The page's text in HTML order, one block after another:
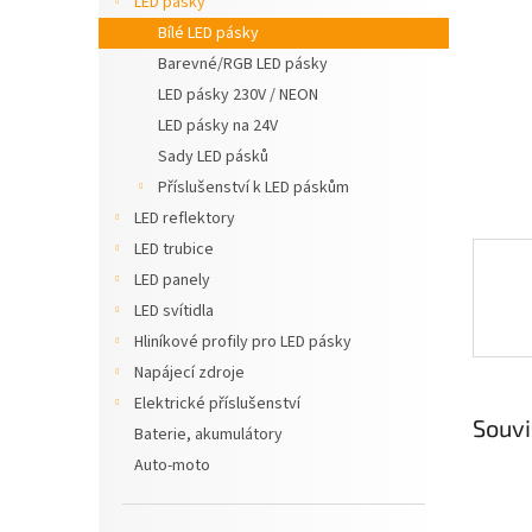
n
e
Bílé LED pásky
Barevné/RGB LED pásky
LED pásky 230V / NEON
LED pásky na 24V
Sady LED pásků
Příslušenství k LED páskům
LED reflektory
LED trubice
LED panely
LED svítidla
Hliníkové profily pro LED pásky
Napájecí zdroje
Elektrické příslušenství
Baterie, akumulátory
Auto-moto